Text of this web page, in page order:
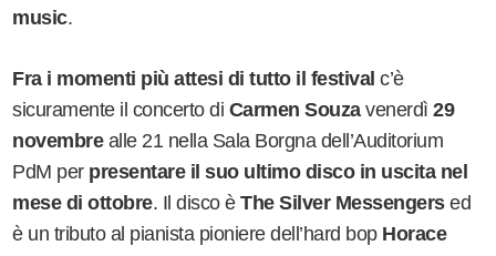
music.
Fra i momenti più attesi di tutto il festival c’è
sicuramente il concerto di Carmen Souzavenerdì29
novembrealle 21 nella Sala Borgna dell ’Auditorium
PdM per presentare il suo ultimo disco in uscita nel
mese di ottobre. Il disco èThe Silver Messengersed
è un tributo al pianista pioniere dell ’hard bop Horace